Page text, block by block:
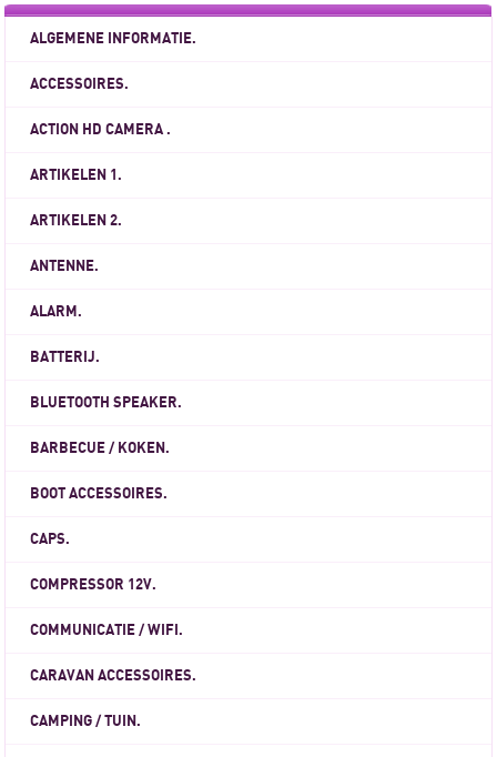
ALGEMENE INFORMATIE.
ACCESSOIRES.
ACTION HD CAMERA .
ARTIKELEN 1.
ARTIKELEN 2.
ANTENNE.
ALARM.
BATTERIJ.
BLUETOOTH SPEAKER.
BARBECUE / KOKEN.
BOOT ACCESSOIRES.
CAPS.
COMPRESSOR 12V.
COMMUNICATIE / WIFI.
CARAVAN ACCESSOIRES.
CAMPING / TUIN.